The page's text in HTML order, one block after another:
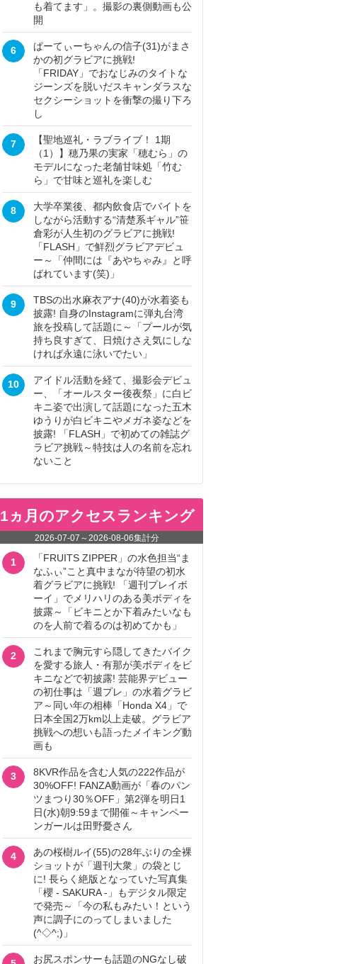
も着てます」。撮影の裏側動画も公
開
6
ぱーてぃーちゃんの信子(31)がまさ
かの初グラビアに挑戦!
「FRIDAY」でおなじみのタイトな
ジーンズを脱いだスキャンダラスな
セクシーショットを衝撃の撮り下ろ
し
7
【聖地巡礼・ラブライブ！ 1期
（1）】穂乃果の実家「穂むら」の
モデルになった老舗甘味処「竹む
ら」で甘味と巡礼を楽しむ
8
大学卒業後、都内飲食店でバイトを
しながら活動する“清楚系ギャル”笹
倉彩が人生初のグラビアに挑戦!
「FLASH」で鮮烈グラビアデビュ
ー～「仲間には『あやちゃみ』と呼
ばれています(笑)」
9
TBSの出水麻衣アナ(40)が水着姿も
披露! 自身のInstagramに弾丸台湾
旅を投稿して話題に～「プールが気
持ち良すぎて、日焼けさえ気にしな
ければ永遠に泳いでたい」
10
アイドル活動を経て、撮影会デビュ
ー、「オールスター後夜祭」に白ビ
キニ姿で出演して話題になった五木
ゆうりが白ビキニやメガネ姿などを
披露! 「FLASH」で初めての雑誌グ
ラビア挑戦～特技は人の名前を忘れ
ないこと
1ヵ月のアクセスランキング
2026-07-07 ～2026-08-06集計分
1
「FRUITS ZIPPER」の水色担当“ま
なふぃ”こと真中まなが待望の初水
着グラビアに挑戦! 「週刊プレイボ
ーイ」でメリハリのある美ボディを
披露～「ビキニとか下着みたいなも
のを人前で着るのは初めてかも」
2
これまで胸元すら隠してきたバイク
を愛する旅人・有那が美ボディをビ
キニなどで初披露! 芸能界デビュー
の初仕事は「週プレ」の水着グラビ
ア～同い年の相棒「Honda X4」で
日本全国2万km以上走破。グラビア
挑戦への想いも語ったメイキング動
画も
3
8KVR作品を含む人気の222作品が
30%OFF! FANZA動画が「春のパン
ツまつり30％OFF」第2弾を明日1
日(水)朝9:59まで開催～キャンペー
ンガールは田野憂さん
4
あの桜樹ルイ(55)の28年ぶりの全裸
ショットが「週刊大衆」の袋とじ
に! 長らく絶版となっていた写真集
「櫻 - SAKURA -」もデジタル限定
で発売～「今の私もみたい！という
声に調子にのってしまいました
(^◇^;)」
お尻スポンサーも話題のNGなし破